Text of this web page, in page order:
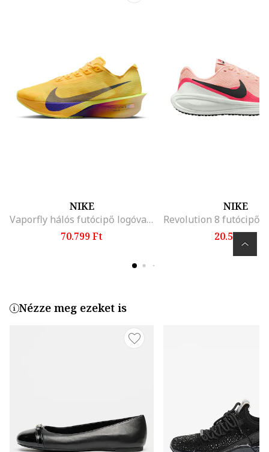
NIKE
Vaporfly hálós futócipő logóval, Halvány narancssárga
70.799 Ft
NIKE
20.599 Ft
Nézze meg ezeket is